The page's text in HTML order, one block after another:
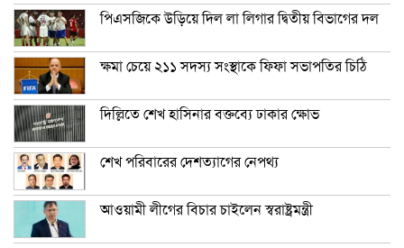
পিএসজিকে উড়িয়ে দিল লা লিগার দ্বিতীয় বিভাগের দল
ক্ষমা চেয়ে ২১১ সদস্য সংস্থাকে ফিফা সভাপতির চিঠি
দিল্লিতে শেখ হাসিনার বক্তব্যে ঢাকার ক্ষোভ
শেখ পরিবারের দেশত্যাগের নেপথ্য
আওয়ামী লীগের বিচার চাইলেন স্বরাষ্ট্রমন্ত্রী